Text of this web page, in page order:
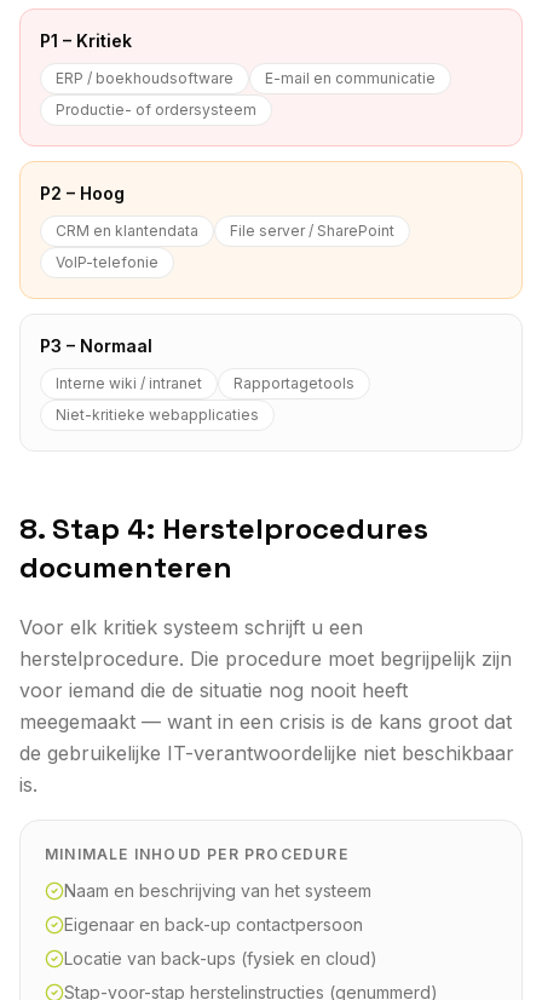
P1 – Kritiek
ERP / boekhoudsoftware
E-mail en communicatie
Productie- of ordersysteem
P2 – Hoog
CRM en klantendata
File server / SharePoint
VoIP-telefonie
P3 – Normaal
Interne wiki / intranet
Rapportagetools
Niet-kritieke webapplicaties
8. Stap 4: Herstelprocedures
documenteren
Voor elk kritiek systeem schrijft u een
herstelprocedure. Die procedure moet begrijpelijk zijn
voor iemand die de situatie nog nooit heeft
meegemaakt — want in een crisis is de kans groot dat
de gebruikelijke IT-verantwoordelijke niet beschikbaar
is.
MINIMALE INHOUD PER PROCEDURE
Naam en beschrijving van het systeem
Eigenaar en back-up contactpersoon
Locatie van back-ups (fysiek en cloud)
Stap-voor-stap herstelinstructies (genummerd)